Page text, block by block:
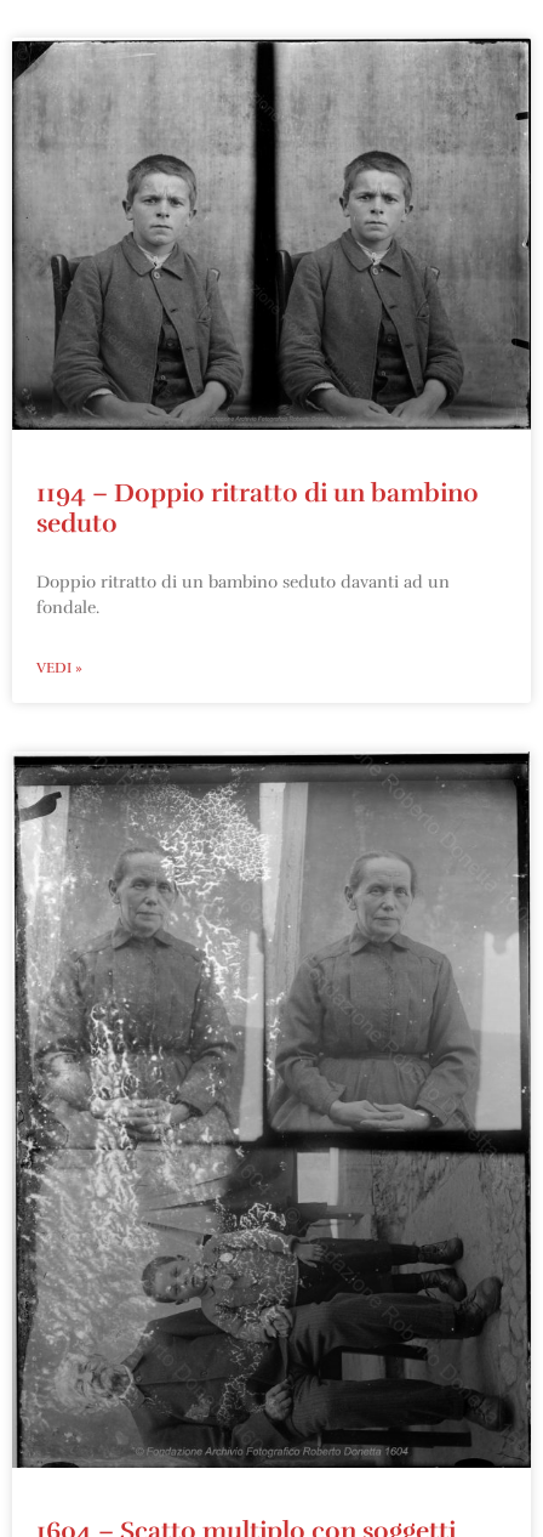
1194 – Doppio ritratto di un bambino
seduto
Doppio ritratto di un bambino seduto davanti ad un
fondale.
VEDI »